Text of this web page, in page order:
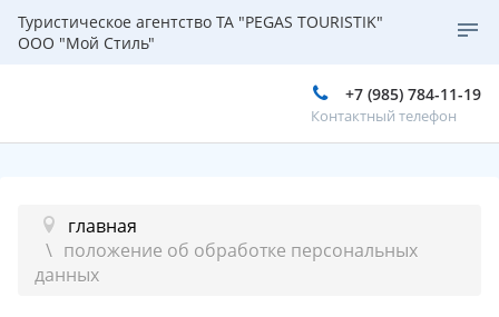
Туристическое агентство ТА "PEGAS TOURISTIK"
ООО "Мой Стиль"
+7 (985) 784-11-19
Контактный телефон
главная
положение об обработке персональных
данных